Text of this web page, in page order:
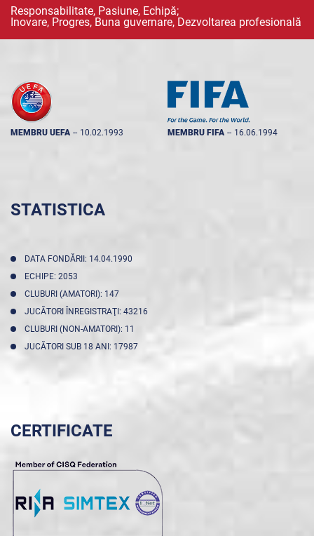
Responsabilitate, Pasiune, Echipă;
Inovare, Progres, Buna guvernare, Dezvoltarea profesională
MEMBRU UEFA -- 10.02.1993 MEMBRU FIFA -- 16.06.1994
STATISTICA
DATA FONDĂRII: 14.04.1990
ECHIPE: 2053
CLUBURI (AMATORI): 147
JUCĂTORI ÎNREGISTRAŢI: 43216
CLUBURI (NON-AMATORI): 11
JUCĂTORI SUB 18 ANI: 17987
CERTIFICATE